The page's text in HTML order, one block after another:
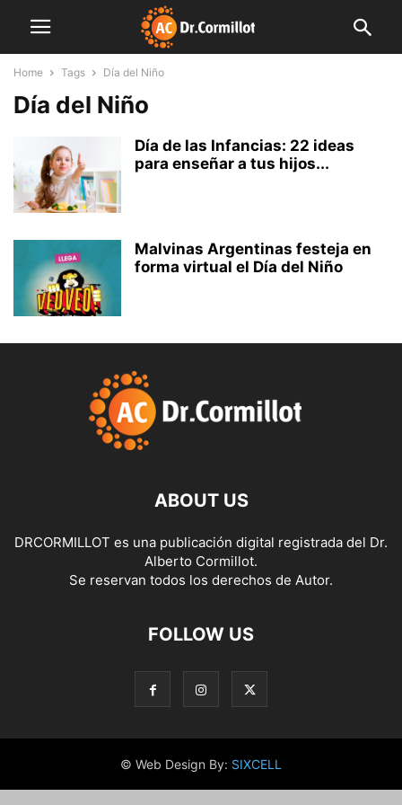
Home Tags Día del Niño
Día del Niño
Día de las Infancias: 22 ideas
para enseñar a tus hijos...
Malvinas Argentinas festeja en
forma virtual el Día del Niño
ABOUT US
DRCORMILLOT es una publicación digital registrada del Dr.
Alberto Cormillot.
Se reservan todos los derechos de Autor.
FOLLOW US
© Web Design By: SIXCELL